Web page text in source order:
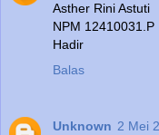
Asther Rini Astuti
NPM 12410031.P
Hadir
Balas
Unknown 2 Mei